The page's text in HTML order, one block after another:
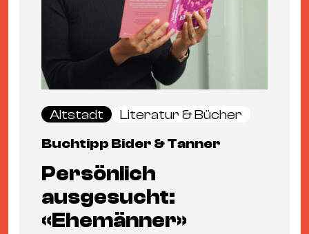
Altstadt
Literatur & Bücher
Buchtipp Bider & Tanner
Persönlich
ausgesucht:
«Ehemänner»